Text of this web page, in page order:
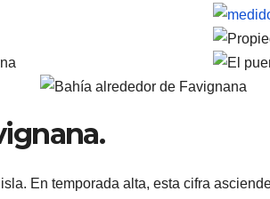
En temporada alta, esta cifra